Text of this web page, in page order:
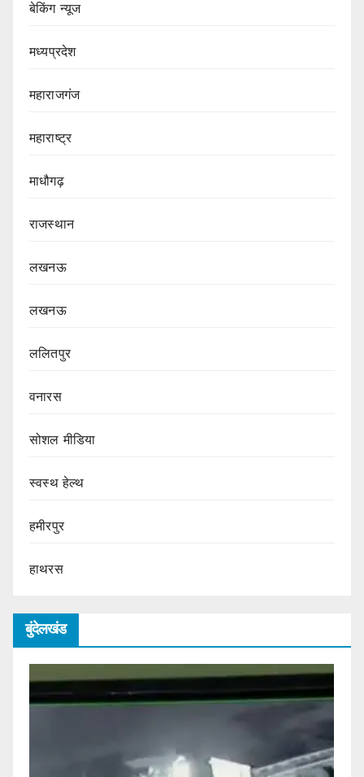
बेकिंग न्यूज
मध्यप्रदेश
महाराजगंज
महाराष्ट्र
माधौगढ़
राजस्थान
लखनऊ
लखनऊ
ललितपुर
वनारस
सोशल मीडिया
स्वस्थ हेल्थ
हमीरपुर
हाथरस
बुंदेलखंड